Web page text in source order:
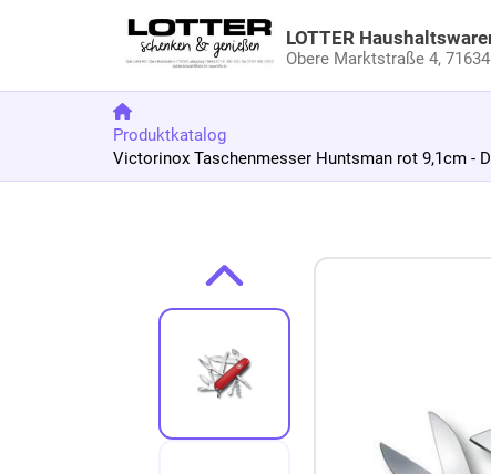
LOTTER
Obere Marktstraße 4,
Produktkatalog
Victorinox Taschenmesser Huntsman rot 9,1cm -
Zur Produktbeschreibung springen